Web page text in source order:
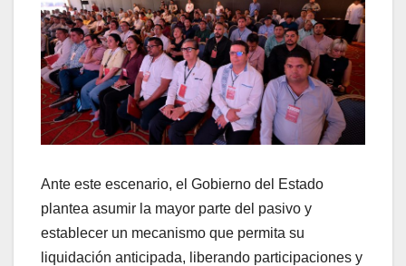
Ante este escenario, el Gobierno del Estado
plantea asumir la mayor parte del pasivo y
establecer un mecanismo que permita su
liquidación anticipada, liberando participaciones y